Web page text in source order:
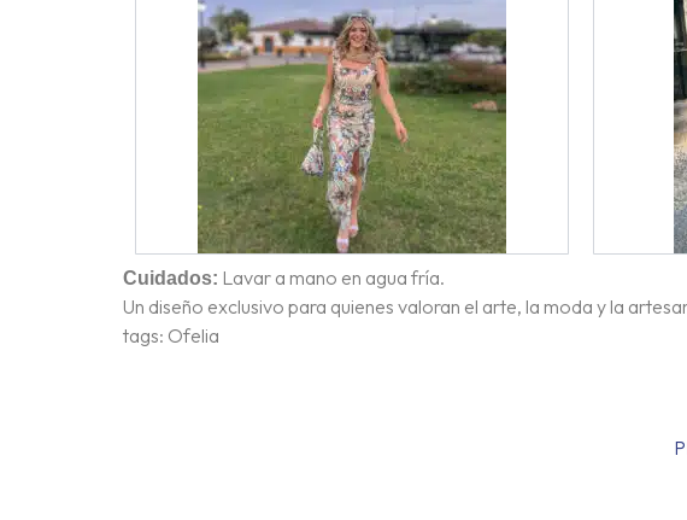
Cuidados: Lavar a mano en agua fría.
Un diseño exclusivo para quienes valoran el arte, la moda y la
tags: Ofelia